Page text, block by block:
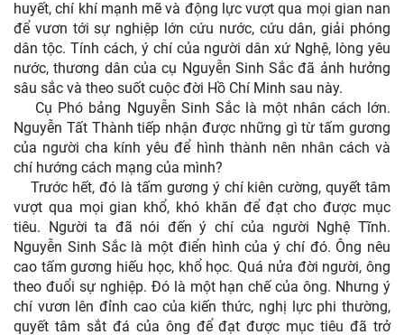
huyết, chí khí mạnh mẽ và động lực vượt qua mọi gian nan
để vươn tới sự nghiệp lớn cứu nước, cứu dân, giải phóng
dân tộc. Tính cách, ý chí của người dân xứ Nghệ, lòng yêu
nước, thương dân của cụ Nguyễn Sinh Sắc đã ảnh hưởng
sâu sắc và theo suốt cuộc đời Hồ Chí Minh sau này.
Cụ Phó bảng Nguyễn Sinh Sắc là một nhân cách lớn.
Nguyễn Tất Thành tiếp nhận được những gì từ tấm gương
của người cha kính yêu để hình thành nên nhân cách và
chí hướng cách mạng của mình?
Trước hết, đó là tấm gương ý chí kiên cường, quyết tâm
vượt qua mọi gian khổ, khó khăn để đạt cho được mục
tiêu. Người ta đã nói đến ý chí của người Nghệ Tĩnh.
Nguyễn Sinh Sắc là một điển hình của ý chí đó. Ông nêu
cao tấm gương hiếu học, khổ học. Quá nửa đời người, ông
theo đuổi sự nghiệp. Đó là một hạn chế của ông. Nhưng ý
chí vươn lên đỉnh cao của kiến thức, nghị lực phi thường,
quyết tâm sắt đá của ông để đạt được mục tiêu đã trở